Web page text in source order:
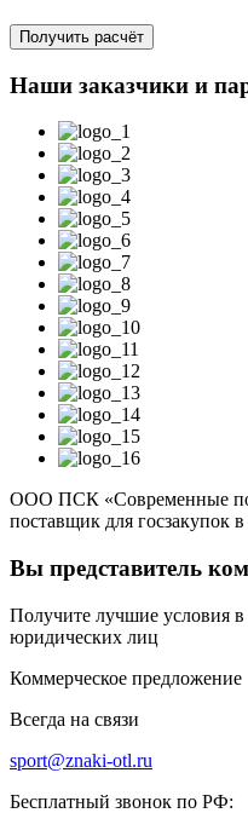
Получить расчёт
Наши заказчики и
ООО ПСК «Современные
поставщик для госзакупок
Вы представитель
Получите лучшие условия
юридических лиц
Коммерческое предложение
Всегда на связи
sport@znaki-otl.ru
Бесплатный звонок по РФ: